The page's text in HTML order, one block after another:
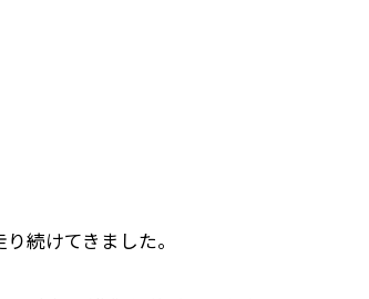
続けてきました。